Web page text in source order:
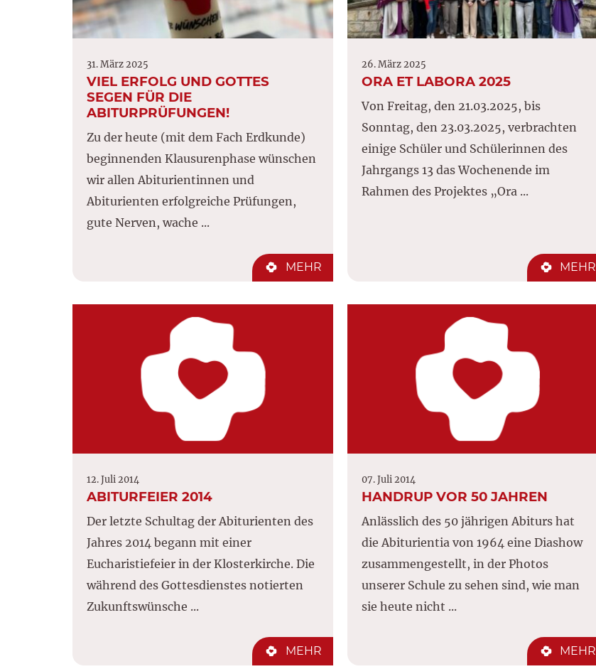
31. März 2025
VIEL ERFOLG UND GOTTES
SEGEN FÜR DIE
ABITURPRÜFUNGEN!
Zu der heute (mit dem Fach Erdkunde)
beginnenden Klausurenphase wünschen
wir allen Abiturientinnen und
Abiturienten erfolgreiche Prüfungen,
gute Nerven, wache ...
MEHR
26. März 2025
ORA ET LABORA 2025
Von Freitag, den 21.03.2025, bis
Sonntag, den 23.03.2025, verbrachten
einige Schüler und Schülerinnen des
Jahrgangs 13 das Wochenende im
Rahmen des Projektes „Ora ...
MEHR
12. Juli 2014
ABITURFEIER 2014
Der letzte Schultag der Abiturienten des
Jahres 2014 begann mit einer
Eucharistiefeier in der Klosterkirche. Die
während des Gottesdienstes notierten
Zukunftswünsche ...
MEHR
07. Juli 2014
HANDRUP VOR 50 JAHREN
Anlässlich des 50 jährigen Abiturs hat
die Abiturientia von 1964 eine Diashow
zusammengestellt, in der Photos
unserer Schule zu sehen sind, wie man
sie heute nicht ...
MEHR